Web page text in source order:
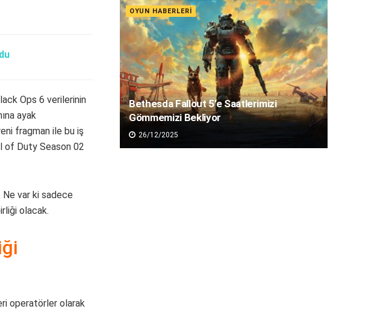
Ops 6 verilerinin
ayak
fragman ile bu iş
of Duty Season 02
Ne var ki sadece
olacak.
operatörler olarak
OYUN HABERLERI
Bethesda Fallout 5’e Saatlerimizi
Gömmemizi Bekliyor
26/12/2025